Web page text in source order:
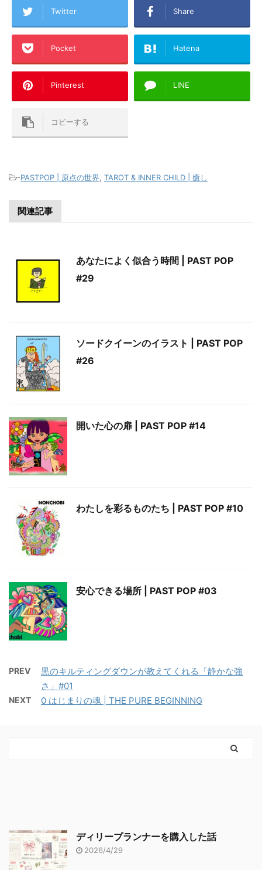
Twitter Share
Pocket Hatena
Pinterest LINE
コピーする
-PASTPOP | 原点の世界, TAROT & INNER CHILD | 癒し
関連記事
あなたによく似合う時間 | PAST POP
#29
ソードクイーンのイラスト | PAST POP
#26
開いた心の扉 | PAST POP #14
わたしを彩るものたち | PAST POP #10
安心できる場所 | PAST POP #03
PREV
黒のキルティングダウンが教えてくれる「静かな強
さ」#01
NEXT 0 はじまりの魂 | THE PURE BEGINNING
ディリープランナーを購入した話
2026/4/29